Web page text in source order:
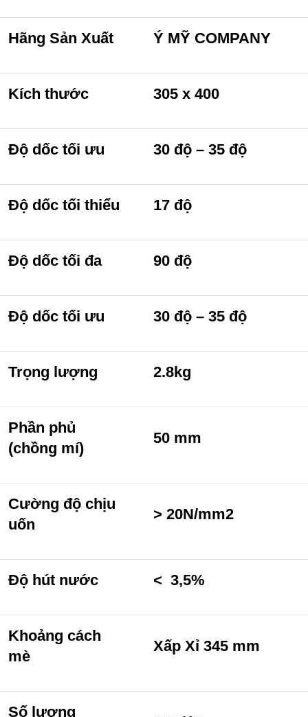
Hãng Sản Xuất Ý MỸ COMPANY
Kích thước 305 x 400
Độ dốc tối ưu 30 độ – 35 độ
Độ dốc tối thiểu 17 độ
Độ dốc tối đa 90 độ
Độ dốc tối ưu 30 độ – 35 độ
Trọng lượng 2.8kg
Phần phủ
(chồng mí)
50 mm
Cường độ chịu
uốn
> 20N/mm2
Độ hút nước < 3,5%
Khoảng cách
mè
Xấp Xỉ 345 mm
Số lượng